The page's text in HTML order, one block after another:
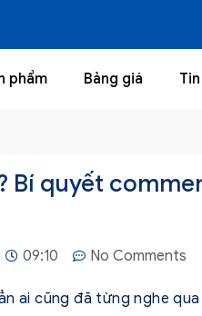
phẩm Bảng giá
Bí quyết
09:10 No Comments
ai cũng đã từng nghe